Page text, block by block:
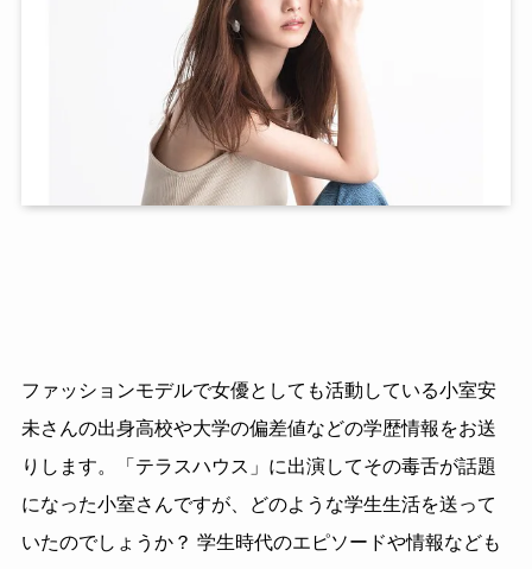
ファッションモデルで女優としても活動している小室安
未さんの出身高校や大学の偏差値などの学歴情報をお送
りします。「テラスハウス」に出演してその毒舌が話題
になった小室さんですが、どのような学生生活を送って
いたのでしょうか？ 学生時代のエピソードや情報なども